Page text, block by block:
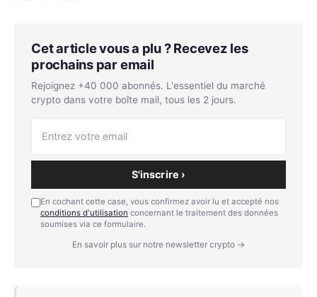
Cet article vous a plu ? Recevez les
prochains par email
Rejoignez +40 000 abonnés. L'essentiel du marché
crypto dans votre boîte mail, tous les 2 jours.
S'inscrire ›
En cochant cette case, vous confirmez avoir lu et accepté nos
conditions d'utilisation concernant le traitement des données
soumises via ce formulaire.
En savoir plus sur notre newsletter crypto →